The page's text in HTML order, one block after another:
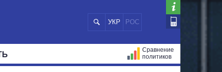
УКР РОС
Сравнение
политиков